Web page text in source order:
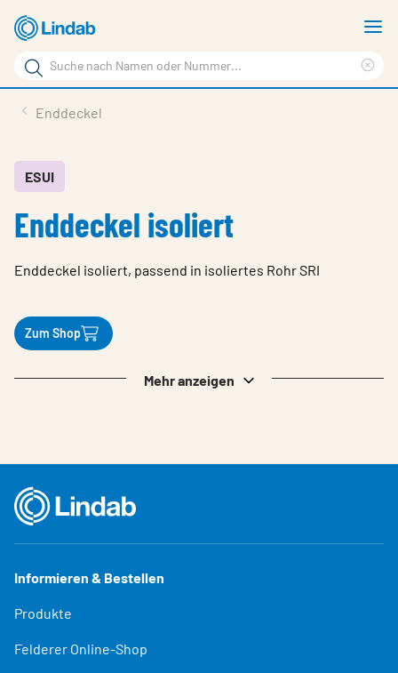
Zum
Hauptinhalt
springen
Suchbegriff
Seite
durchsuchen
Wissen & Service
Inspiration
Kontakt
Enddeckel
ESUI
Enddeckel isoliert
Enddeckel isoliert, passend in isoliertes Rohr SRI
Zum Shop
Mehr anzeigen
Informieren & Bestellen
Produkte
Felderer Online-Shop